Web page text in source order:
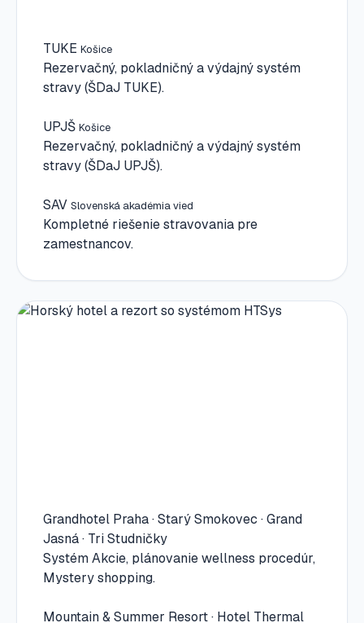
TUKE Košice
Rezervačný, pokladničný a výdajný systém
stravy (ŠDaJ TUKE).
UPJŠ Košice
Rezervačný, pokladničný a výdajný systém
stravy (ŠDaJ UPJŠ).
SAV Slovenská akadémia vied
Kompletné riešenie stravovania pre
zamestnancov.
Grandhotel Praha · Starý Smokovec · Grand
Jasná · Tri Studničky
Systém Akcie, plánovanie wellness procedúr,
Mystery shopping.
Mountain & Summer Resort · Hotel Thermal